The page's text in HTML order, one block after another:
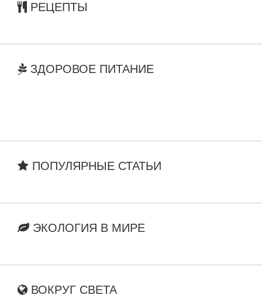
РЕЦЕПТЫ
ЗДОРОВОЕ ПИТАНИЕ
ПОПУЛЯРНЫЕ СТАТЬИ
ЭКОЛОГИЯ В МИРЕ
ВОКРУГ СВЕТА